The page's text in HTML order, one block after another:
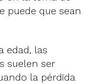
puede que sean
edad, las
suelen ser
la pérdida